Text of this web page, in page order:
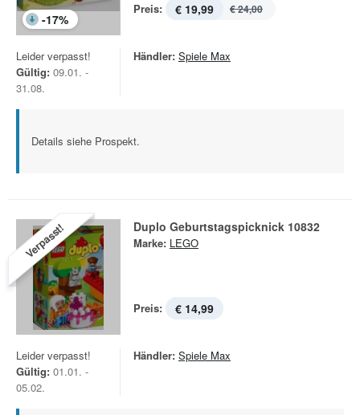
-17%
Preis: € 19,99 € 24,00
Leider verpasst!
Gültig: 09.01. -
31.08.
Händler: Spiele Max
Details siehe Prospekt.
Verpasst! Duplo Geburtstagspicknick 10832
Marke: LEGO
Preis: € 14,99
Leider verpasst!
Gültig: 01.01. -
05.02.
Händler: Spiele Max